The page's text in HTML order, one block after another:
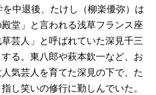
中退後、たけし（柳楽優弥）は
堂」と言われる浅草フランス座
芸人」と呼ばれていた深見千三
る。東八郎や萩本欽一など、お
気芸人を育てた深見の下で、た
し笑いの修行に勤しんでいた。